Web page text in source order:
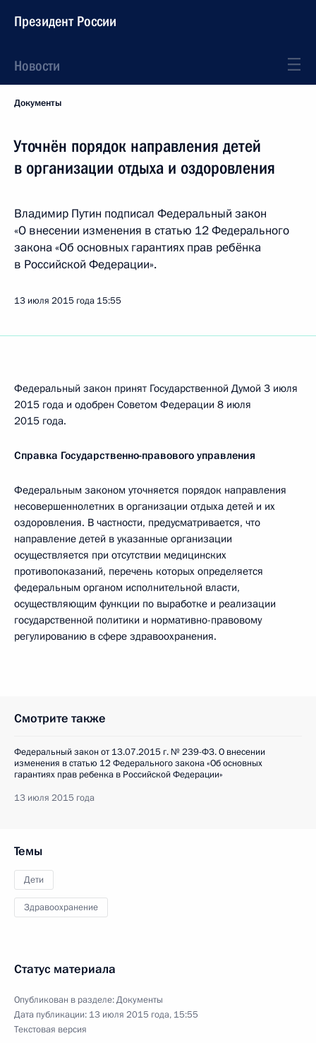
Президент России
Новости
Документы
Уточнён порядок направления детей
в организации отдыха и оздоровления
Владимир Путин подписал Федеральный закон
«О внесении изменения в статью 12 Федерального
закона «Об основных гарантиях прав ребёнка
в Российской Федерации».
13 июля 2015 года 15:55
Федеральный закон принят Государственной Думой 3 июля
2015 года и одобрен Советом Федерации 8 июля
2015 года.
Справка Государственно-правового управления
Федеральным законом уточняется порядок направления
несовершеннолетних в организации отдыха детей и их
оздоровления. В частности, предусматривается, что
направление детей в указанные организации
осуществляется при отсутствии медицинских
противопоказаний, перечень которых определяется
федеральным органом исполнительной власти,
осуществляющим функции по выработке и реализации
государственной политики и нормативно-правовому
регулированию в сфере здравоохранения.
Смотрите также
Федеральный закон от 13.07.2015 г. № 239-ФЗ. О внесении
изменения в статью 12 Федерального закона «Об основных
гарантиях прав ребенка в Российской Федерации»
13 июля 2015 года
Темы
Дети
Здравоохранение
Статус материала
Опубликован в разделе:Документы
Дата публикации: 13 июля 2015 года, 15:55
Текстовая версия